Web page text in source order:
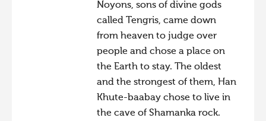
Hiite kuvavõistlus 2016
Hiite kuvavõistlus 2015
Hiite kuvavõistlus 2014
Hiite kuvavõistlus 2013
Hiite kuvavõistlus 2012
Noyons, sons of divine gods
called Tengris, came down
from heaven to judge over
people and chose a place on
the Earth to stay. The oldest
and the strongest of them, Han
Khute-baabay chose to live in
the cave of Shamanka rock.